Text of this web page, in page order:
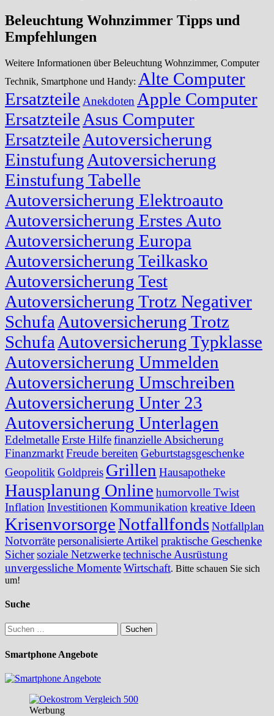
Beleuchtung Wohnzimmer Tipps und
Empfehlungen
Weitere Informationen über Beleuchtung Wohnzimmer, Computer
Technik, Smartphone und Handy: Alte Computer
Ersatzteile Anekdoten Apple Computer
Ersatzteile Asus Computer
Ersatzteile Autoversicherung
Einstufung Autoversicherung
Einstufung Tabelle
Autoversicherung Elektroauto
Autoversicherung Erstes Auto
Autoversicherung Europa
Autoversicherung Teilkasko
Autoversicherung Test
Autoversicherung Trotz Negativer
Schufa Autoversicherung Trotz
Schufa Autoversicherung Typklasse
Autoversicherung Ummelden
Autoversicherung Umschreiben
Autoversicherung Unter 23
Autoversicherung Unterlagen
EdelmetalleErste Hilfefinanzielle Absicherung
FinanzmarktFreude bereiten Geburtstagsgeschenke
Geopolitik Goldpreis Grillen Hausapotheke
Hausplanung Online humorvolle Twist
Inflation Investitionen Kommunikation kreative Ideen
KrisenvorsorgeNotfallfondsNotfallplan
Notvorrätepersonalisierte Artikel praktische Geschenke
Sichersoziale Netzwerketechnische Ausrüstung
unvergessliche MomenteWirtschaft. Bitte schauen Sie sich
um!
Suche
Suchen
nach:
Smartphone Angebote
Werbung